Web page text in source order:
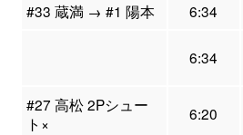
#33 蔵満 → #1 陽本 6:34
6:34
#27 高松 2Pシュー
ト×
6:20